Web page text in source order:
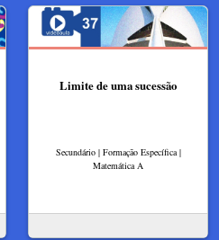
Limite de uma sucessão
Secundário | Formação Específica |
Matemática A